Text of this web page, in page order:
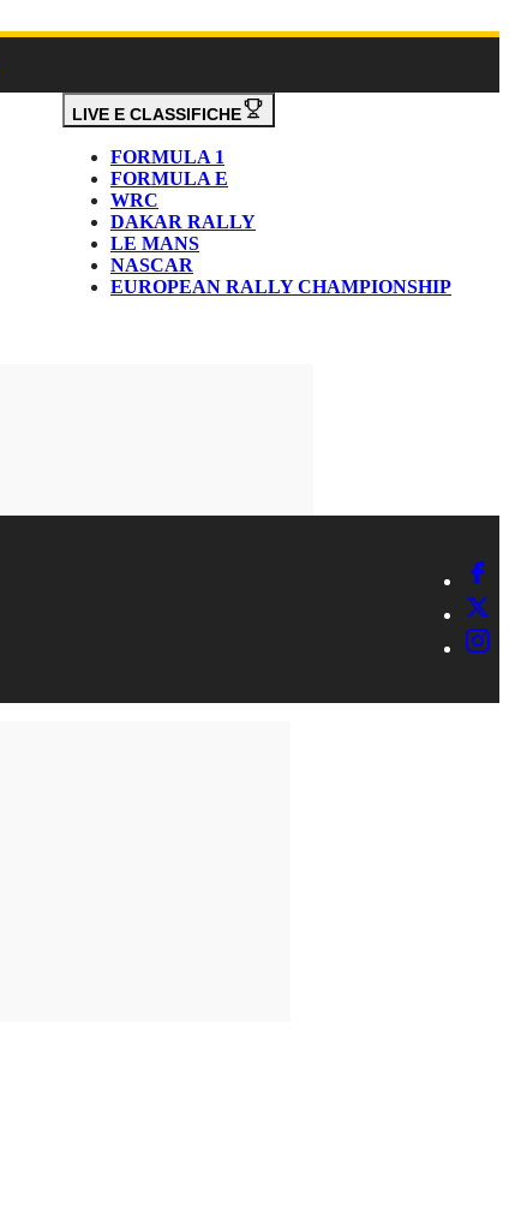
LIVE E CLASSIFICHE
FORMULA 1
FORMULA E
WRC
DAKAR RALLY
LE MANS
NASCAR
EUROPEAN RALLY CHAMPIONSHIP